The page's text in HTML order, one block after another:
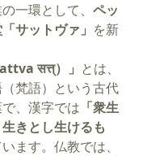
一環として、 ペッ
サットヴァ」 を新
सत्त्）」 とは、
梵語）という古代
、漢字では 「衆生
生きとし生けるも
ます。仏教では、